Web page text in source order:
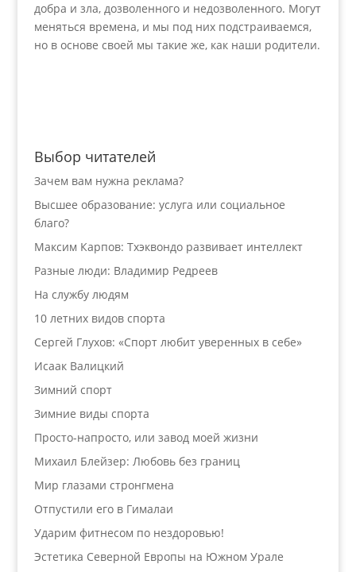
добра и зла, дозволенного и недозволенного. Могут
меняться времена, и мы под них подстраиваемся,
но в основе своей мы такие же, как наши родители.
Выбор читателей
Зачем вам нужна реклама?
Высшее образование: услуга или социальное
благо?
Максим Карпов: Тхэквондо развивает интеллект
Разные люди: Владимир Редреев
На службу людям
10 летних видов спорта
Сергей Глухов: «Спорт любит уверенных в себе»
Исаак Валицкий
Зимний спорт
Зимние виды спорта
Просто-напросто, или завод моей жизни
Михаил Блейзер: Любовь без границ
Мир глазами стронгмена
Отпустили его в Гималаи
Ударим фитнесом по нездоровью!
Эстетика Северной Европы на Южном Урале